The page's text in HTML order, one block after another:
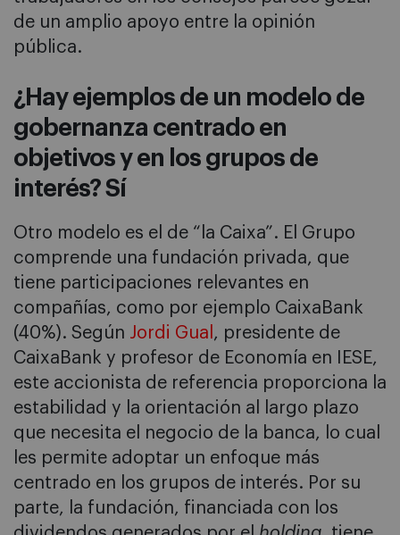
de un amplio apoyo entre la opinión
pública.
¿Hay ejemplos de un modelo de
gobernanza centrado en
objetivos y en los grupos de
interés? Sí
Otro modelo es el de “la Caixa”. El Grupo
comprende una fundación privada, que
tiene participaciones relevantes en
compañías, como por ejemplo CaixaBank
(40%). Según Jordi Gual , presidente de
CaixaBank y profesor de Economía en IESE,
este accionista de referencia proporciona la
estabilidad y la orientación al largo plazo
que necesita el negocio de la banca, lo cual
les permite adoptar un enfoque más
centrado en los grupos de interés. Por su
parte, la fundación, financiada con los